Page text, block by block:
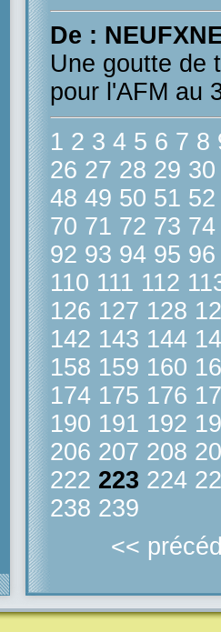
De :
Une goutte de
pour l'AFM au
1 2 3 4 5 6 7 8
26 27 28 29 30
48 49 50 51 52
70 71 72 73 74
92 93 94 95 96
110 111 112
126 127 128
142 143 144
158 159 160
174 175 176
190 191 192
206 207 208
222 223 224
238 239
<<